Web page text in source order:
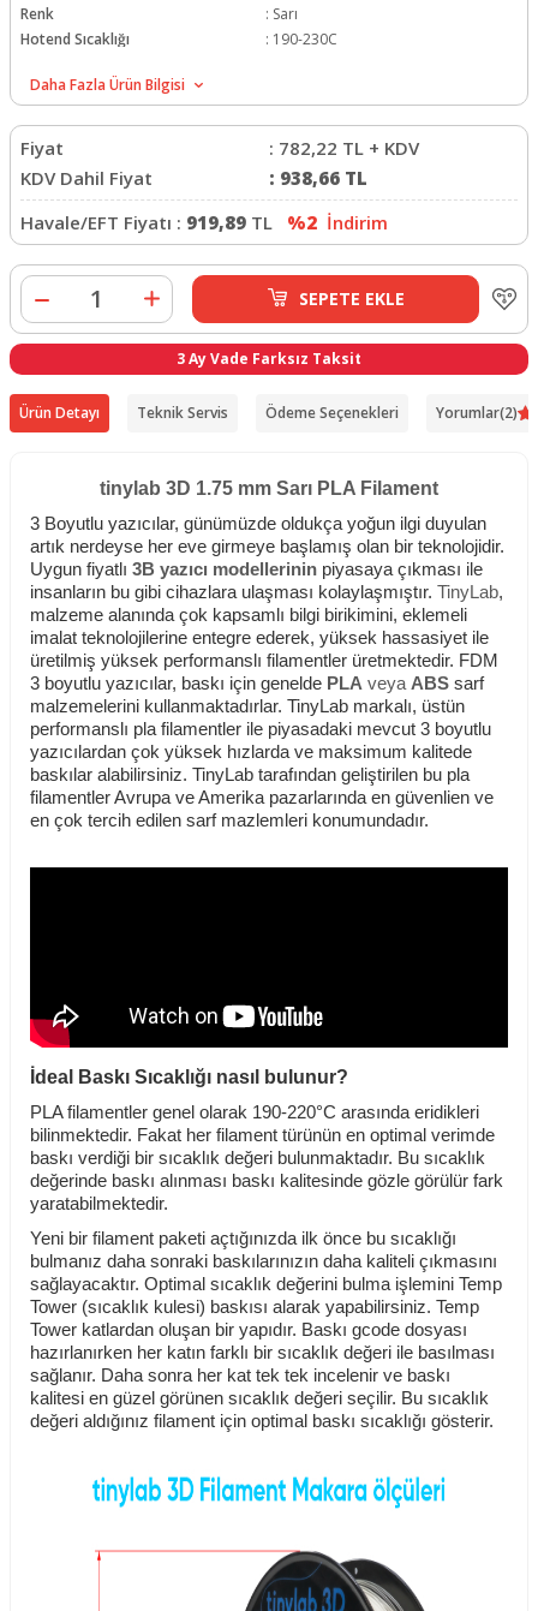
Renk
: Sarı
Hotend Sıcaklığı
: 190-230C
Ağırlık
Daha Fazla Ürün Bilgisi
Fiyat : 782,22 TL + KDV
KDV Dahil Fiyat
: 938,66 TL
Havale/EFT Fiyatı : 919,89 TL %2 İndirim
SEPETE EKLE
3 Ay Vade Farksız Taksit
Ürün Detayı Teknik Servis Ödeme Seçenekleri Yorumlar(2)
tinylab 3D 1.75 mm Sarı PLA Filament
3 Boyutlu yazıcılar, günümüzde oldukça yoğun ilgi duyulan
artık nerdeyse her eve girmeye başlamış olan bir teknolojidir.
Uygun fiyatlı 3B yazıcı modellerinin piyasaya çıkması ile
insanların bu gibi cihazlara ulaşması kolaylaşmıştır. TinyLab,
malzeme alanında çok kapsamlı bilgi birikimini, eklemeli
imalat teknolojilerine entegre ederek, yüksek hassasiyet ile
üretilmiş yüksek performanslı filamentler üretmektedir. FDM
3 boyutlu yazıcılar, baskı için genelde PLA veya ABS sarf
malzemelerini kullanmaktadırlar. TinyLab markalı, üstün
performanslı pla filamentler ile piyasadaki mevcut 3 boyutlu
yazıcılardan çok yüksek hızlarda ve maksimum kalitede
baskılar alabilirsiniz. TinyLab tarafından geliştirilen bu pla
filamentler Avrupa ve Amerika pazarlarında en güvenlien ve
en çok tercih edilen sarf mazlemleri konumundadır.
İdeal Baskı Sıcaklığı nasıl bulunur?
PLA filamentler genel olarak 190-220°C arasında eridikleri
bilinmektedir. Fakat her filament türünün en optimal verimde
baskı verdiği bir sıcaklık değeri bulunmaktadır. Bu sıcaklık
değerinde baskı alınması baskı kalitesinde gözle görülür fark
yaratabilmektedir.
Yeni bir filament paketi açtığınızda ilk önce bu sıcaklığı
bulmanız daha sonraki baskılarınızın daha kaliteli çıkmasını
sağlayacaktır. Optimal sıcaklık değerini bulma işlemini Temp
Tower (sıcaklık kulesi) baskısı alarak yapabilirsiniz. Temp
Tower katlardan oluşan bir yapıdır. Baskı gcode dosyası
hazırlanırken her katın farklı bir sıcaklık değeri ile basılması
sağlanır. Daha sonra her kat tek tek incelenir ve baskı
kalitesi en güzel görünen sıcaklık değeri seçilir. Bu sıcaklık
değeri aldığınız filament için optimal baskı sıcaklığı gösterir.